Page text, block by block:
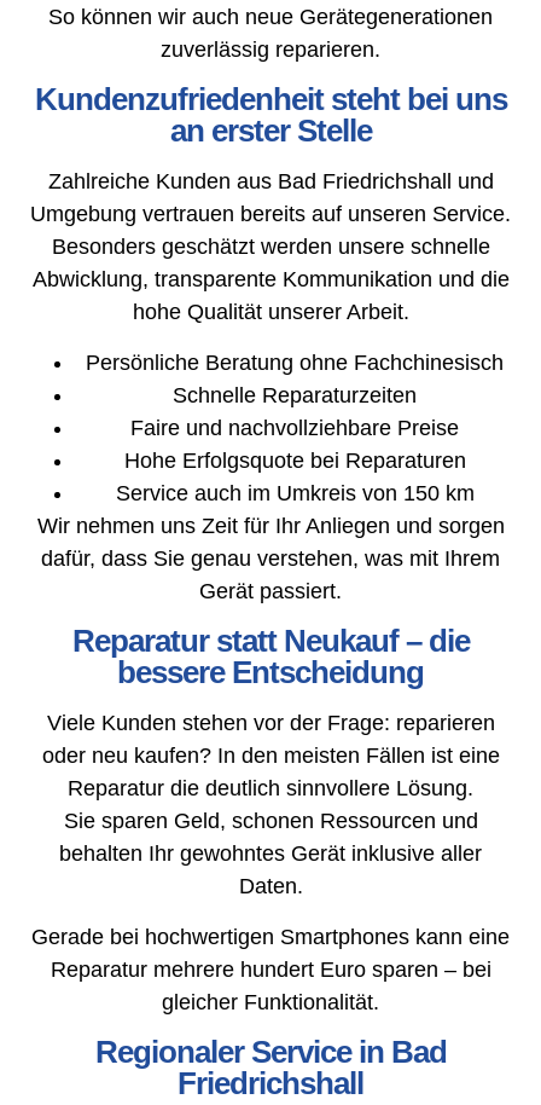
So können wir auch neue Gerätegenerationen
zuverlässig reparieren.
Kundenzufriedenheit steht bei uns
an erster Stelle
Zahlreiche Kunden aus Bad Friedrichshall und
Umgebung vertrauen bereits auf unseren Service.
Besonders geschätzt werden unsere schnelle
Abwicklung, transparente Kommunikation und die
hohe Qualität unserer Arbeit.
Persönliche Beratung ohne Fachchinesisch
Schnelle Reparaturzeiten
Faire und nachvollziehbare Preise
Hohe Erfolgsquote bei Reparaturen
Service auch im Umkreis von 150 km
Wir nehmen uns Zeit für Ihr Anliegen und sorgen
dafür, dass Sie genau verstehen, was mit Ihrem
Gerät passiert.
Reparatur statt Neukauf – die
bessere Entscheidung
Viele Kunden stehen vor der Frage: reparieren
oder neu kaufen? In den meisten Fällen ist eine
Reparatur die deutlich sinnvollere Lösung.
Sie sparen Geld, schonen Ressourcen und
behalten Ihr gewohntes Gerät inklusive aller
Daten.
Gerade bei hochwertigen Smartphones kann eine
Reparatur mehrere hundert Euro sparen – bei
gleicher Funktionalität.
Regionaler Service in Bad
Friedrichshall